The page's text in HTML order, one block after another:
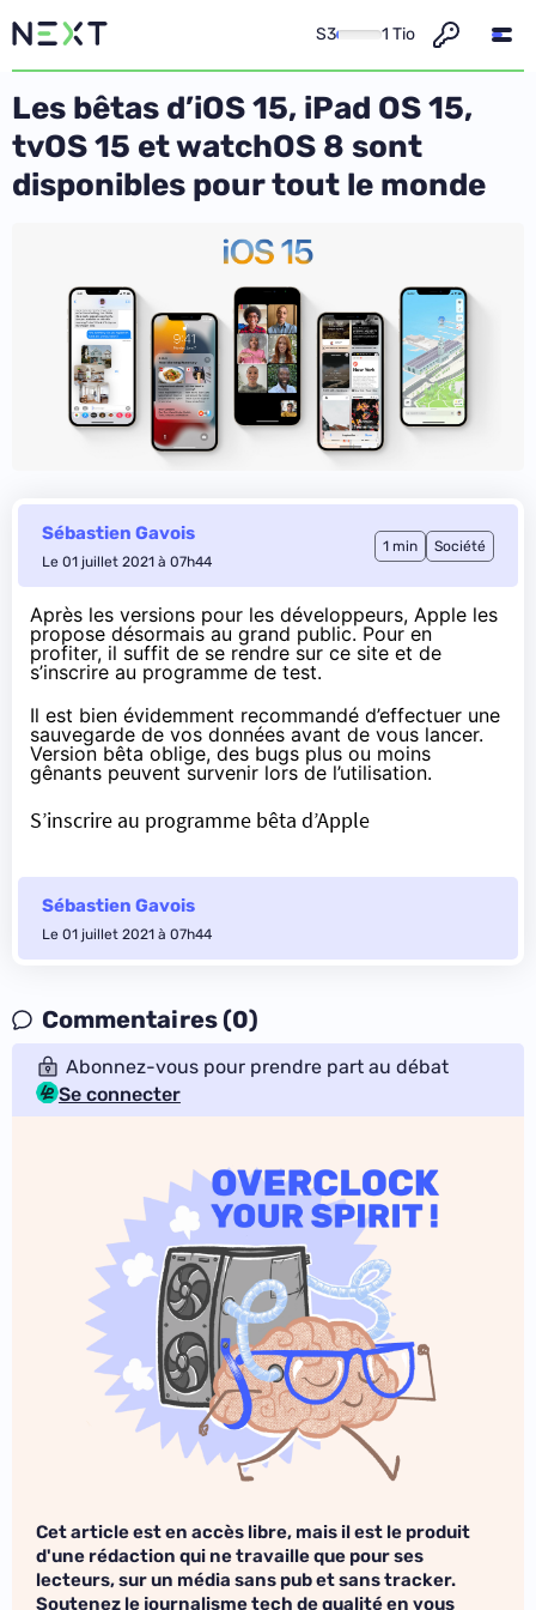
S3 1 Tio
Les bêtas d’iOS 15, iPad OS 15,
tvOS 15 et watchOS 8 sont
disponibles pour tout le monde
Sébastien Gavois
Le 01 juillet 2021 à 07h44
1 min Société
Après les versions pour les développeurs, Apple les
propose désormais au grand public. Pour en
profiter, il suffit de se rendre sur ce site et de
s’inscrire au programme de test.
Il est bien évidemment recommandé d’effectuer une
sauvegarde de vos données avant de vous lancer.
Version bêta oblige, des bugs plus ou moins
gênants peuvent survenir lors de l’utilisation.
S’inscrire au programme bêta d’Apple
Sébastien Gavois
Le 01 juillet 2021 à 07h44
Commentaires (0)
Abonnez-vous pour prendre part au débat
Se connecter
Cet article est en accès libre, mais il est le produit
d'une rédaction qui ne travaille que pour ses
lecteurs, sur un média sans pub et sans tracker.
Soutenez le journalisme tech de qualité en vous